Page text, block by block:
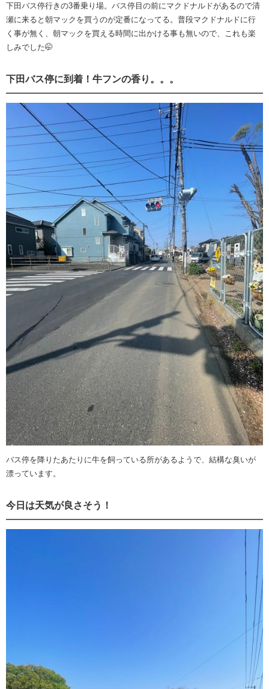
下田バス停行きの3番乗り場。バス停目の前にマクドナルドがあるので清
瀬に来ると朝マックを買うのが定番になってる。普段マクドナルドに行
く事が無く、朝マックを買える時間に出かける事も無いので、これも楽
しみでした🤭
下田バス停に到着！牛フンの香り。。。
バス停を降りたあたりに牛を飼っている所があるようで、結構な臭いが
漂っています。
今日は天気が良さそう！